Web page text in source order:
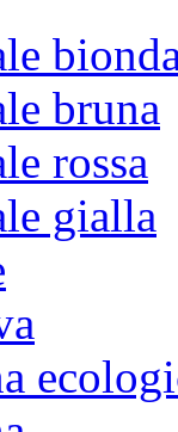
bruna
rossa
gialla